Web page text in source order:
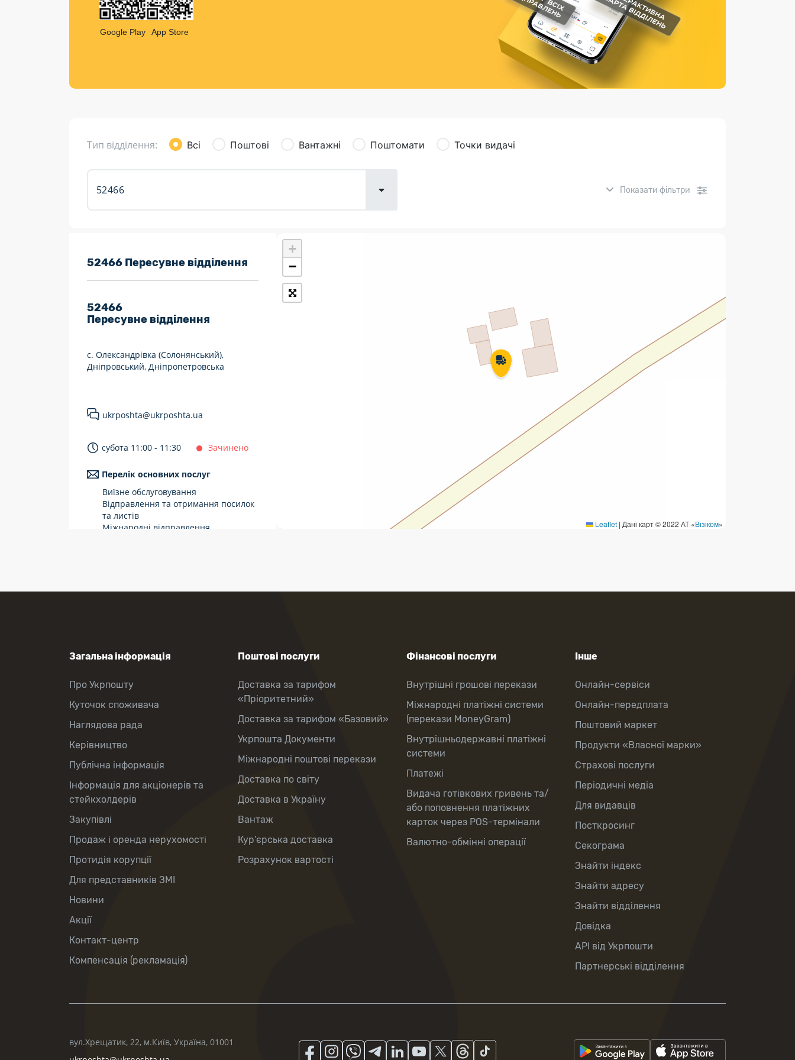
Листи та листівки
Кур’єрська доставка
Страхові послуги
Каталог «Укрпошта Маркет»
Google Play App Store
Тип відділення: Всі Поштові Вантажні Поштомати Точки видачі
Показати фільтри
7 днів на тиждень
Працюють після 19:00
Працюють у вихідні
Укрпошта Стандарт/тариф «Базовий»
Комунальні та інші платежі
52466 Пересувне відділення
52466
Пересувне відділення
с. Олександрівка (Солонянський),
Дніпровський, Дніпропетровська
ukrposhta@ukrposhta.ua
субота 11:00 - 11:30 Зачинено
Перелік основних послуг
Виїзне обслуговування
Відправлення та отримання посилок
та листів
Міжнародні відправлення
+
−
Leaflet | Дані карт © 2022 АТ «Візіком»
Загальна інформація
Про Укрпошту
Куточок споживача
Наглядова рада
Керівництво
Публічна інформація
Інформація для акціонерів та
стейкхолдерів
Закупівлі
Продаж і оренда нерухомості
Протидія корупції
Для представників ЗМІ
Новини
Акції
Контакт-центр
Компенсація (рекламація)
Поштові послуги
Доставка за тарифом
«Пріоритетний»
Доставка за тарифом «Базовий»
Укрпошта Документи
Міжнародні поштові перекази
Доставка по світу
Доставка в Україну
Вантаж
Кур’єрська доставка
Розрахунок вартості
Фінансові послуги
Внутрішні грошові перекази
Міжнародні платіжні системи
(перекази MoneyGram)
Внутрішньодержавні платіжні
системи
Платежі
Видача готівкових гривень та/
або поповнення платіжних
карток через POS-термінали
Валютно-обмінні операції
Інше
Онлайн-сервіси
Онлайн-передплата
Поштовий маркет
Продукти «Власної марки»
Страхові послуги
Періодичні медіа
Для видавців
Посткросинг
Секограма
Знайти індекс
Знайти адресу
Знайти відділення
Довідка
API від Укрпошти
Партнерські відділення
вул.Хрещатик, 22, м.Київ, Україна, 01001